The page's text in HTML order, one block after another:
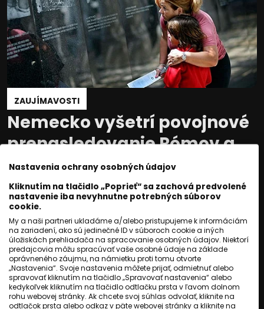
ZAUJÍMAVOSTI
Nemecko vyšetrí povojnové
prenasledovanie Rómov a
Sintov
Monika Ebibi Komorová
Publikované:26 júl 2026, 03:00
Aktualizované:26 júl 2026, 03:00 3 min. čítania
Nemecká spolková vláda schválila
zriadenie nezávislej vyšetrovacej komisie,
ktorá sa vôbec prvýkrát systematicky
Nastavenia ochrany osobných údajov
Kliknutím na tlačidlo „Poprieť“ sa zachová predvolené
nastavenie iba nevyhnutne potrebných súborov
cookie.
My a naši partneri ukladáme a/alebo pristupujeme k informáciám
na zariadení, ako sú jedinečné ID v súboroch cookie a iných
úložiskách prehliadača na spracovanie osobných údajov. Niektorí
predajcovia môžu spracúvať vaše osobné údaje na základe
oprávneného záujmu, na námietku proti tomu otvorte
„Nastavenia“. Svoje nastavenia môžete prijať, odmietnuť alebo
spravovať kliknutím na tlačidlo „Spravovať nastavenia“ alebo
kedykoľvek kliknutím na tlačidlo odtlačku prsta v ľavom dolnom
rohu webovej stránky. Ak chcete svoj súhlas odvolať, kliknite na
odtlačok prsta alebo odkaz v päte webovej stránky a kliknite na